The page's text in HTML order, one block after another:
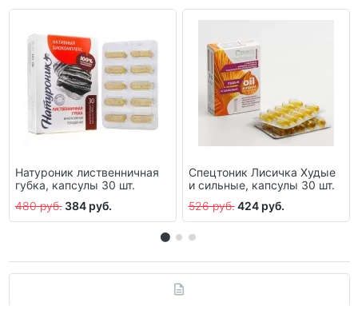
Натуроник лиственничная
губка, капсулы 30 шт.
480 руб. 384 руб.
Спецтоник Лисичка Худые
и сильные, капсулы 30 шт.
526 руб. 424 руб.